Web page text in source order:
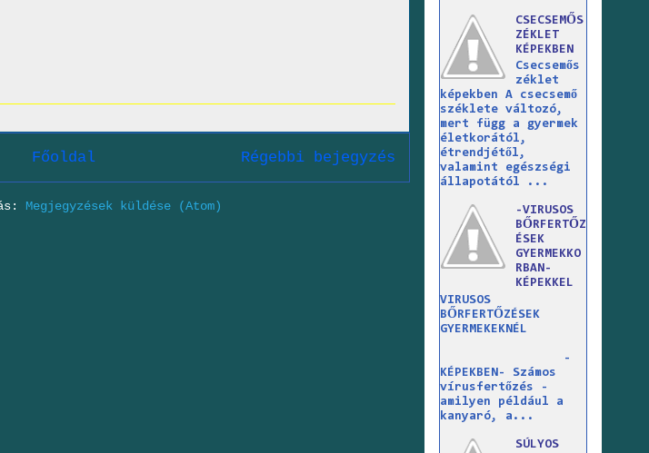
Régebbi bejegyzés
Főoldal
Megjegyzések küldése (Atom)
CSECSEMŐS
ZÉKLET
KÉPEKBEN
Csecsemős
zéklet
képekben A csecsemő
széklete változó,
mert függ a gyermek
életkorától,
étrendjétől,
valamint egészségi
állapotától ...
-VIRUSOS
BŐRFERTŐZ
ÉSEK
GYERMEKKO
RBAN-
KÉPEKKEL
VIRUSOS
BŐRFERTŐZÉSEK
GYERMEKEKNÉL
-
KÉPEKBEN- Számos
vírusfertőzés -
amilyen például a
kanyaró, a...
SÚLYOS